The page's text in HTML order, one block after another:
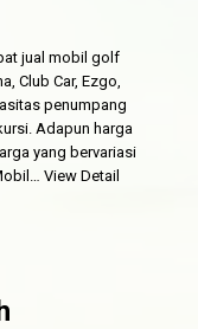
jual mobil golf
Club Car, Ezgo,
penumpang
Adapun harga
yang bervariasi
View Detail